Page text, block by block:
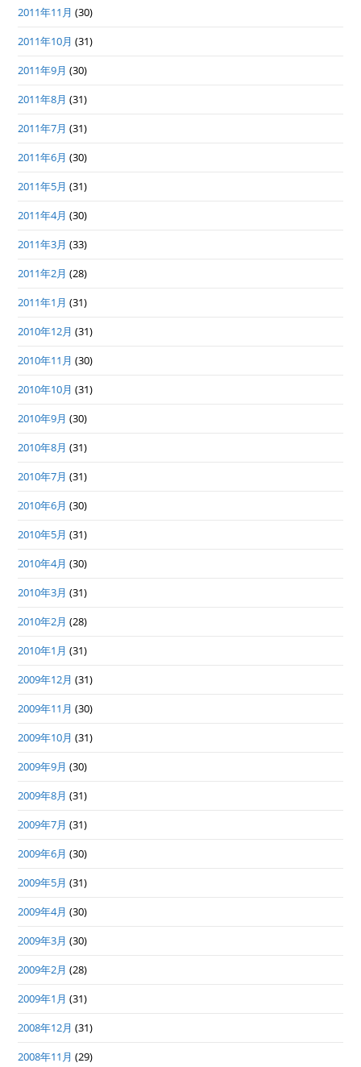
2011年11月 (30)
2011年10月 (31)
2011年9月 (30)
2011年8月 (31)
2011年7月 (31)
2011年6月 (30)
2011年5月 (31)
2011年4月 (30)
2011年3月 (33)
2011年2月 (28)
2011年1月 (31)
2010年12月 (31)
2010年11月 (30)
2010年10月 (31)
2010年9月 (30)
2010年8月 (31)
2010年7月 (31)
2010年6月 (30)
2010年5月 (31)
2010年4月 (30)
2010年3月 (31)
2010年2月 (28)
2010年1月 (31)
2009年12月 (31)
2009年11月 (30)
2009年10月 (31)
2009年9月 (30)
2009年8月 (31)
2009年7月 (31)
2009年6月 (30)
2009年5月 (31)
2009年4月 (30)
2009年3月 (30)
2009年2月 (28)
2009年1月 (31)
2008年12月 (31)
2008年11月 (29)